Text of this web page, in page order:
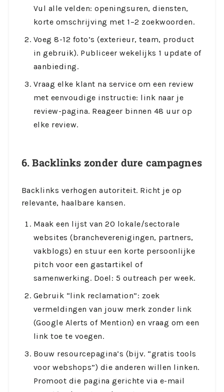
Vul alle velden: openingsuren, diensten,
korte omschrijving met 1–2 zoekwoorden.
Voeg 8-12 foto’s (exterieur, team, product
in gebruik). Publiceer wekelijks 1 update of
aanbieding.
Vraag elke klant na service om een review
met eenvoudige instructie: link naar je
review-pagina. Reageer binnen 48 uur op
elke review.
6. Backlinks zonder dure campagnes
Backlinks verhogen autoriteit. Richt je op
relevante, haalbare kansen.
Maak een lijst van 20 lokale/sectorale
websites (brancheverenigingen, partners,
vakblogs) en stuur een korte persoonlijke
pitch voor een gastartikel of
samenwerking. Doel: 5 outreach per week.
Gebruik “link reclamation”: zoek
vermeldingen van jouw merk zonder link
(Google Alerts of Mention) en vraag om een
link toe te voegen.
Bouw resourcepagina’s (bijv. “gratis tools
voor webshops”) die anderen willen linken.
Promoot die pagina gerichte via e-mail